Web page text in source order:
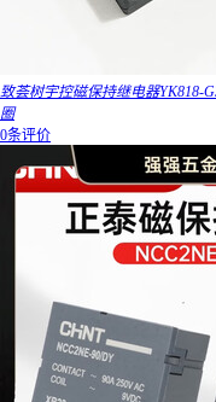
致荟树宇控磁保持继电器YK818-
圈
0条评价